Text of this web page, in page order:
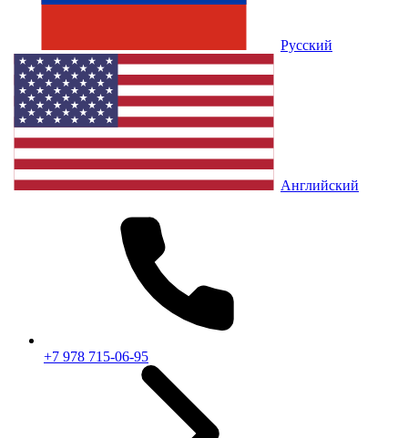
Русский
Английский
+7 978 715-06-95